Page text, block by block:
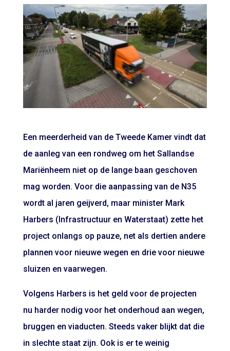
Een meerderheid van de Tweede Kamer vindt dat
de aanleg van een rondweg om het Sallandse
Mariënheem niet op de lange baan geschoven
mag worden. Voor die aanpassing van de N35
wordt al jaren geijverd, maar minister Mark
Harbers (Infrastructuur en Waterstaat) zette het
project onlangs op pauze, net als dertien andere
plannen voor nieuwe wegen en drie voor nieuwe
sluizen en vaarwegen.
Volgens Harbers is het geld voor de projecten
nu harder nodig voor het onderhoud aan wegen,
bruggen en viaducten. Steeds vaker blijkt dat die
in slechte staat zijn. Ook is er te weinig